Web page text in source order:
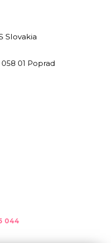
Slovakia
01 Poprad
044